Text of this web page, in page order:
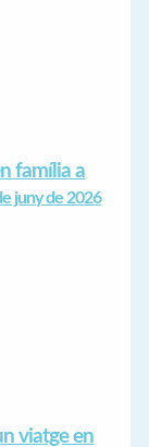
família a
juny de 2026
viatge en